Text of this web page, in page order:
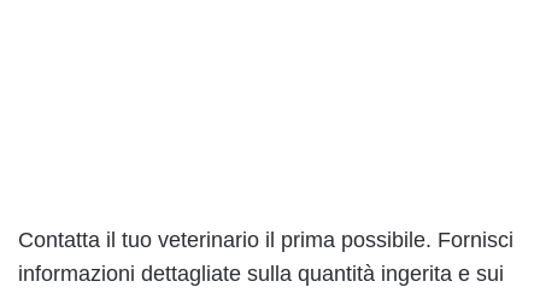
Contatta il tuo veterinario il prima possibile. Fornisci
informazioni dettagliate sulla quantità ingerita e sui